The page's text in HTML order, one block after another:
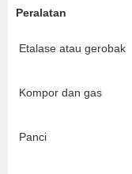
Peralatan
Etalase atau gerobak
Kompor dan gas
Panci